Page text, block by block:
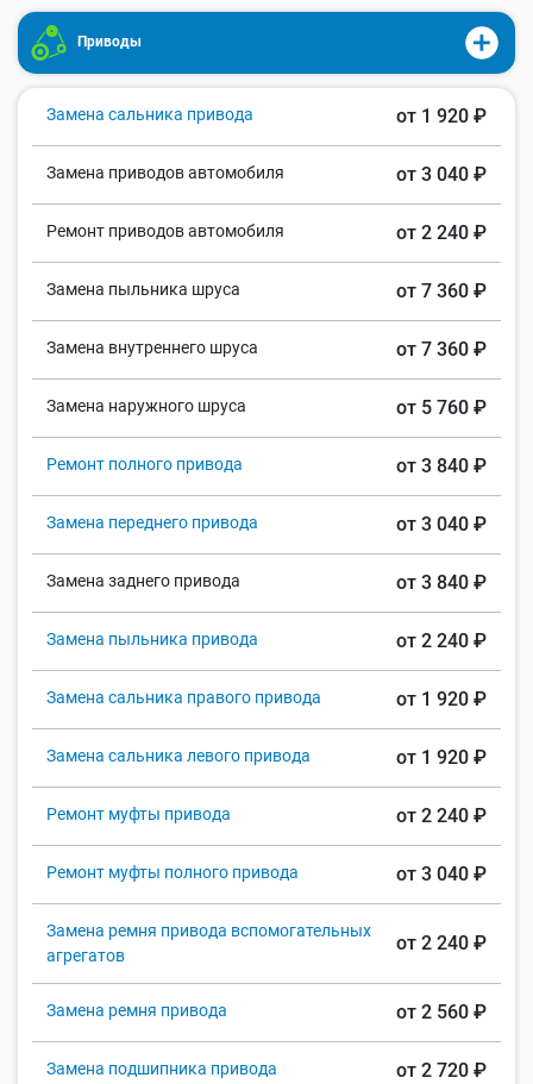
Приводы
Замена сальника привода от 1 920 ₽
Замена приводов автомобиля от 3 040 ₽
Ремонт приводов автомобиля от 2 240 ₽
Замена пыльника шруса от 7 360 ₽
Замена внутреннего шруса от 7 360 ₽
Замена наружного шруса от 5 760 ₽
Ремонт полного привода от 3 840 ₽
Замена переднего привода от 3 040 ₽
Замена заднего привода от 3 840 ₽
Замена пыльника привода от 2 240 ₽
Замена сальника правого привода от 1 920 ₽
Замена сальника левого привода от 1 920 ₽
Ремонт муфты привода от 2 240 ₽
Ремонт муфты полного привода от 3 040 ₽
Замена ремня привода вспомогательных
агрегатов
от 2 240 ₽
Замена ремня привода от 2 560 ₽
Замена подшипника привода от 2 720 ₽